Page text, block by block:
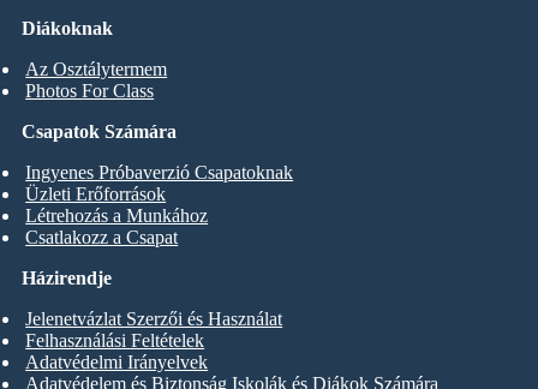
Diákoknak
Az Osztálytermem
Photos For Class
Csapatok Számára
Ingyenes Próbaverzió Csapatoknak
Üzleti Erőforrások
Létrehozás a Munkához
Csatlakozz a Csapat
Házirendje
Jelenetvázlat Szerzői és Használat
Felhasználási Feltételek
Adatvédelmi Irányelvek
Adatvédelem és Biztonság Iskolák és Diákok Számára